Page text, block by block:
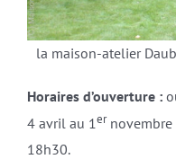
la maison-atelier
Horaires d’ouverture :
4 avril au 1ernovembre
18h30.